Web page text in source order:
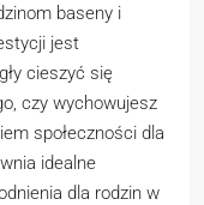
baseny i
jest
cieszyć się
czy wychowujesz
społeczności dla
idealne
dla rodzin w